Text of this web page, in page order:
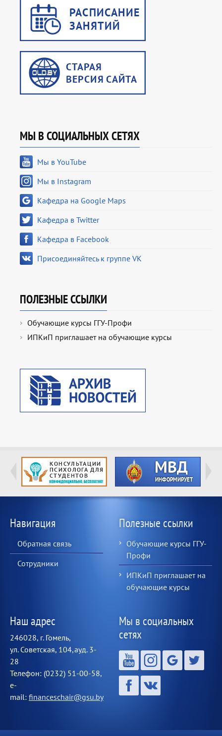
МЫ В СОЦИАЛЬНЫХ СЕТЯХ
Мы в YouTube
Мы в Instagram
Кафедра на Google Maps
Кафедра в Twitter
Кафедра в Facebook
Присоединяйтесь к группе VK
ПОЛЕЗНЫЕ ССЫЛКИ
Обучающие курсы ГГУ-Профи
ИПКиП приглашает на обучающие курсы
Навигация
Обратная связь
Сотрудники
Полезные ссылки
Обучающие курсы ГГУ-
Профи
ИПКиП приглашает на
обучающие курсы
Наш адрес
246028, г. Гомель,
ул. Советская, 104,ауд. 3-
28
Телефон: (0232) 51-00-58,
e-
mail: financeschair@gsu.by
Мы в социальных
сетях